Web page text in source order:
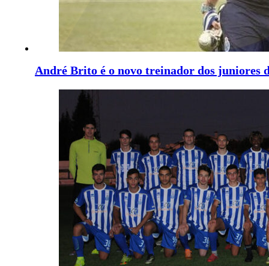
André Brito é o novo treinador dos juniores